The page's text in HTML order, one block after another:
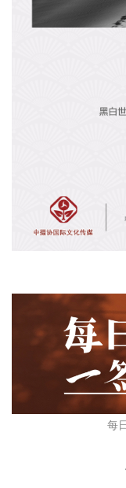
每